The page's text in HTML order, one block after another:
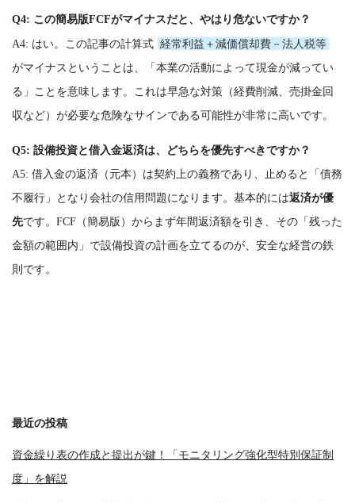
Q4: この簡易版FCFがマイナスだと、やはり危ないですか？
A4: はい。この記事の計算式 経常利益＋減価償却費－法人税等
がマイナスということは、「本業の活動によって現金が減ってい
る」ことを意味します。これは早急な対策（経費削減、売掛金回
収など）が必要な危険なサインである可能性が非常に高いです。
Q5: 設備投資と借入金返済は、どちらを優先すべきですか？
A5: 借入金の返済（元本）は契約上の義務であり、止めると「債務
不履行」となり会社の信用問題になります。基本的には返済が優
先です。FCF（簡易版）からまず年間返済額を引き、その「残った
金額の範囲内」で設備投資の計画を立てるのが、安全な経営の鉄
則です。
最近の投稿
資金繰り表の作成と提出が鍵！「モニタリング強化型特別保証制
度」を解説